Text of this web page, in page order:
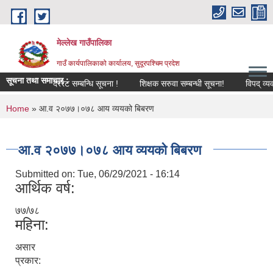
Skip to main content
मेल्लेख गाउँपालिका
गाउँ कार्यपालिकाको कार्यालय, सुदूरपश्चिम प्रदेश
सूचना तथा समाचार :
दररेट सम्बन्धि सूचना ! शिक्षक सरुवा सम्बन्धी सूचना! विपद्
You are here
Home » आ.व २०७७।०७८ आय व्ययको बिबरण
आ.व २०७७।०७८ आय व्ययको बिबरण
Submitted on: Tue, 06/29/2021 - 16:14
आर्थिक वर्ष:
७७/७८
महिना:
असार
प्रकार: